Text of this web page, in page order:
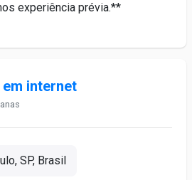
experiência prévia.**
internet
SP, Brasil